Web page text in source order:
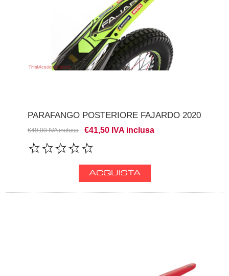
PARAFANGO POSTERIORE FAJARDO 2020
€49,00 IVA inclusa €41,50 IVA inclusa